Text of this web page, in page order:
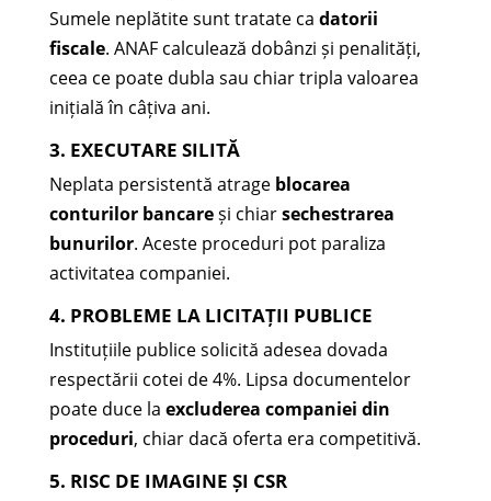
Sumele neplătite sunt tratate ca datorii
fiscale. ANAF calculează dobânzi și penalități,
ceea ce poate dubla sau chiar tripla valoarea
inițială în câțiva ani.
3. EXECUTARE SILITĂ
Neplata persistentă atrage blocarea
conturilor bancareși chiarsechestrarea
bunurilor. Aceste proceduri pot paraliza
activitatea companiei.
4. PROBLEME LA LICITAȚII PUBLICE
Instituțiile publice solicită adesea dovada
respectării cotei de 4%. Lipsa documentelor
poate duce la excluderea companiei din
proceduri, chiar dacă oferta era competitivă.
5. RISC DE IMAGINE ȘI CSR